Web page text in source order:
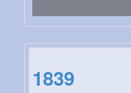
1839